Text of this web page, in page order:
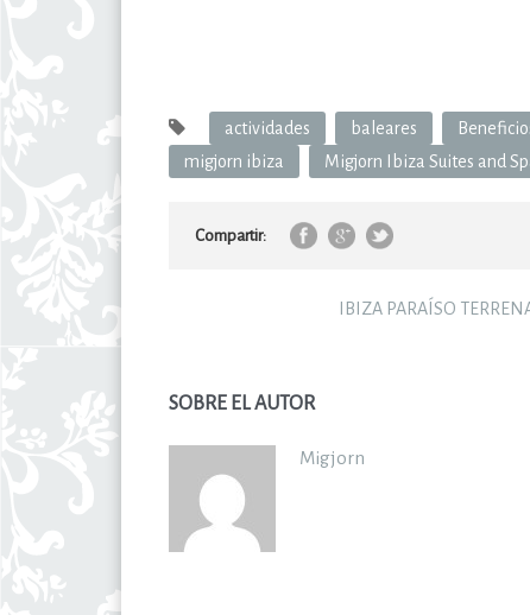
actividades baleares
migjorn ibiza
Migjorn Ibiza Suites and
Compartir:
IBIZA PARAÍSO
SOBRE EL AUTOR
Migjorn